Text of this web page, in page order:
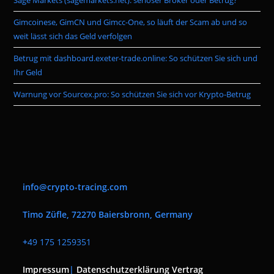
Gimcoinese, GimCN und Gimcc-One, so läuft der Scam ab und so
weit lässt sich das Geld verfolgen
Betrug mit dashboard.exeter-trade.online: So schützen Sie sich und
Ihr Geld
Warnung vor Sourcex.pro: So schützen Sie sich vor Krypto-Betrug
info@crypto-tracing.com
Timo Züfle, 72270 Baiersbronn, Germany
+49 175 1259351
Impressum| Datenschutzerklärung Vertrag